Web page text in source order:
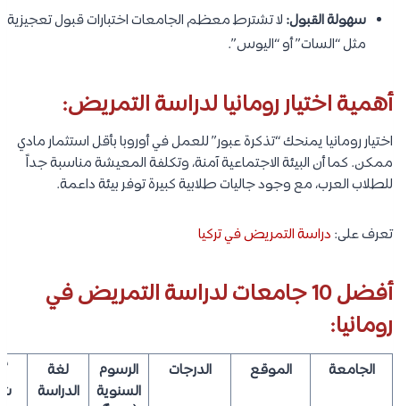
سهولة القبول: لا تشترط معظم الجامعات اختبارات قبول تعجيزية
مثل “السات” أو “اليوس”.
أهمية اختيار رومانيا لدراسة التمريض:
اختيار رومانيا يمنحك “تذكرة عبور” للعمل في أوروبا بأقل استثمار مادي
ممكن. كما أن البيئة الاجتماعية آمنة، وتكلفة المعيشة مناسبة جداً
للطلاب العرب، مع وجود جاليات طلابية كبيرة توفر بيئة داعمة.
تعرف على: دراسة التمريض في تركيا
أفضل 10 جامعات لدراسة التمريض في
رومانيا:
الجامعة الموقع الدرجات
الرسوم
السنوية
لغة
الدراسة